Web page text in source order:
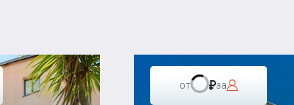
от за